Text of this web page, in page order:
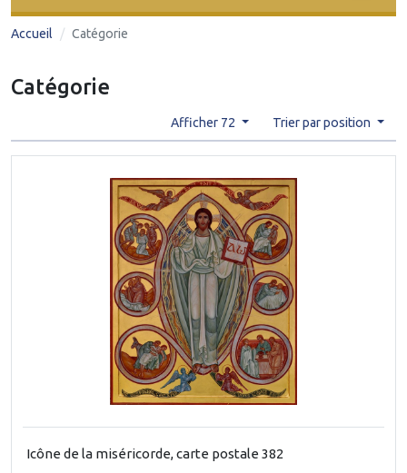
Accueil Catégorie
Catégorie
Afficher 72 Trier par position
Icône de la miséricorde, carte postale 382